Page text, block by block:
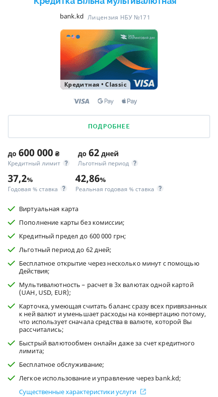
bank.kd Лицензия НБУ №171
Кредитная •Classic
ПОДРОБНЕЕ
до 600 000 ₴
Кредитный лимит
до 62 дней
Льготный период
37,2%
Годовая % ставка
42,86%
Реальная годовая % ставка
Виртуальная карта
Пополнение карты без комиссии;
Кредитный предел до 600 000 грн;
Льготный период до 62 дней;
Бесплатное открытие через несколько минут с помощью
Действия;
Мультивалютность – расчет в 3х валютах одной картой
(UAH, USD, EUR);
Карточка, умеющая считать баланс сразу всех привязанных
к ней валют и уменьшает расходы на конвертацию потому,
что использует сначала средства в валюте, которой Вы
рассчитались;
Быстрый валютообмен онлайн даже за счет кредитного
лимита;
Бесплатное обслуживание;
Легкое использование и управление через bank.kd;
Существенные характеристики услуги